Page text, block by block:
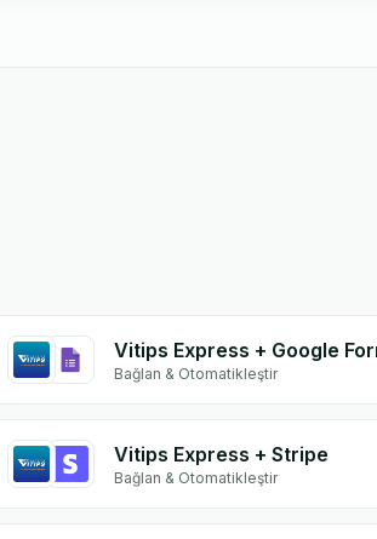
Bağlan & Otomatikleştir
Vitips Express + Stripe
Bağlan & Otomatikleştir